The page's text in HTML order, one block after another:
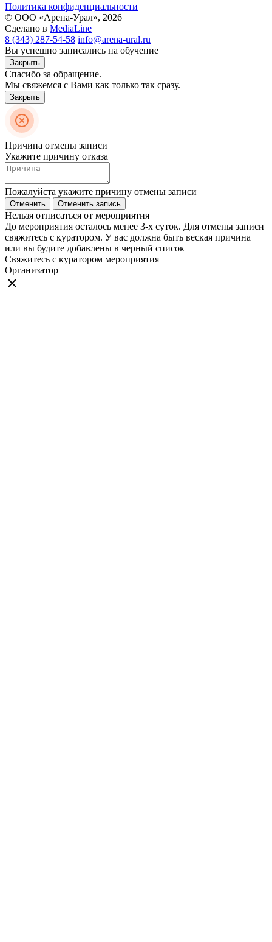
Политика конфиденциальности
© ООО «Арена-Урал», 2026
Сделано в MediaLine
8 (343) 287-54-58 info@arena-ural.ru
Вы успешно записались на обучение
Закрыть
Спасибо за обращение.
Мы свяжемся с Вами как только так сразу.
Закрыть
Причина отмены записи
Укажите причину отказа
Пожалуйста укажите причину отмены записи
Отменить Отменить запись
Нельзя отписаться от мероприятия
До мероприятия осталось менее 3-х суток. Для отмены записи
свяжитесь с куратором. У вас должна быть веская причина
или вы будите добавлены в черный список
Свяжитесь с куратором мероприятия
Организатор